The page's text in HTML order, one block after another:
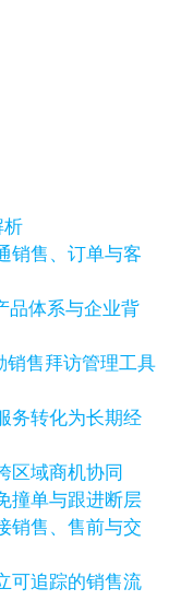
析
销售、订单与客
品体系与企业背
销售拜访管理工具
务转化为长期经
区域商机协同
撞单与跟进断层
销售、售前与交
可追踪的销售流